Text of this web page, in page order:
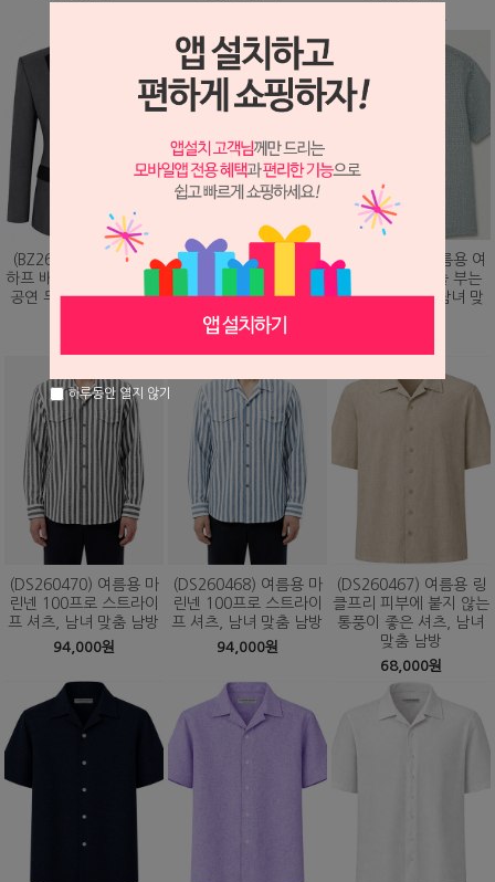
(BZ260203) 화려하게
하프 배색 핫픽스 디자인
공연 무대 맞춤 제작 자
(DS260479) 여름용 여
름용 바람이 솔솔 부는
망사직조 셔츠, 남녀 맞
춤 남방
(DS260473) 여름용 여
름용 바람이 솔솔 부는
망사직조 셔츠, 남녀 맞
(DS260470) 여름용 마
린넨 100프로 스트라이
프 셔츠, 남녀 맞춤 남방
94,000원
(DS260468) 여름용 마
린넨 100프로 스트라이
프 셔츠, 남녀 맞춤 남방
94,000원
(DS260467) 여름용 링
클프리 피부에 붙지 않는
통풍이 좋은 셔츠, 남녀
맞춤 남방
68,000원
하루동안 열지 않기